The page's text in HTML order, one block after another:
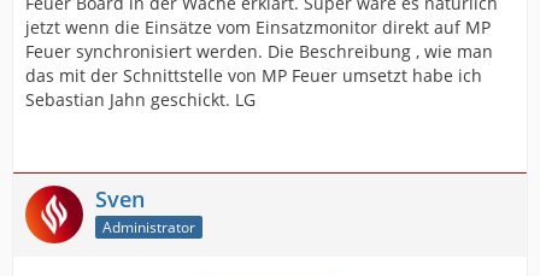
jetzt wenn die Einsätze vom Einsatzmonitor direkt auf MP
Feuer synchronisiert werden. Die Beschreibung , wie man
das mit der Schnittstelle von MP Feuer umsetzt habe ich
Sebastian Jahn geschickt. LG
Sven
Administrator